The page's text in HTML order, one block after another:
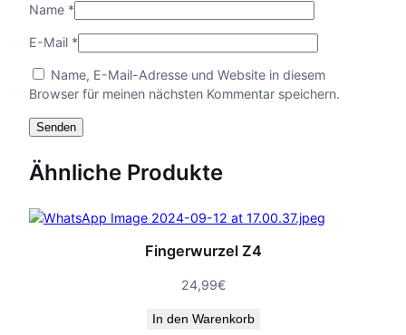
Name *
E-Mail *
Name, E-Mail-Adresse und Website in diesem
Browser für meinen nächsten Kommentar speichern.
Ähnliche Produkte
Fingerwurzel Z4
24,99€
In den Warenkorb